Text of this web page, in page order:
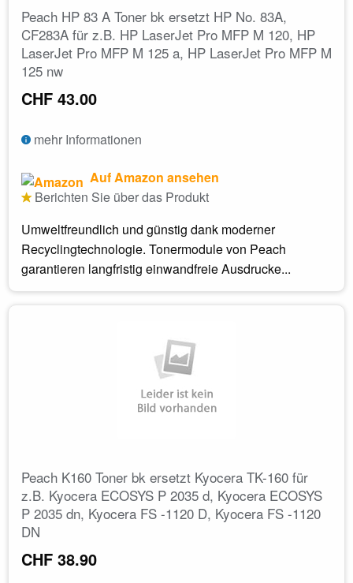
Peach HP 83 A Toner bk ersetzt HP No. 83A,
CF283A für z.B. HP LaserJet Pro MFP M 120, HP
LaserJet Pro MFP M 125 a, HP LaserJet Pro MFP M
125 nw
CHF 43.00
mehr Informationen
Auf Amazon ansehen
Berichten Sie über das Produkt
Umweltfreundlich und günstig dank moderner
Recyclingtechnologie. Tonermodule von Peach
garantieren langfristig einwandfreie Ausdrucke...
Peach K160 Toner bk ersetzt Kyocera TK-160 für
z.B. Kyocera ECOSYS P 2035 d, Kyocera ECOSYS
P 2035 dn, Kyocera FS -1120 D, Kyocera FS -1120
DN
CHF 38.90